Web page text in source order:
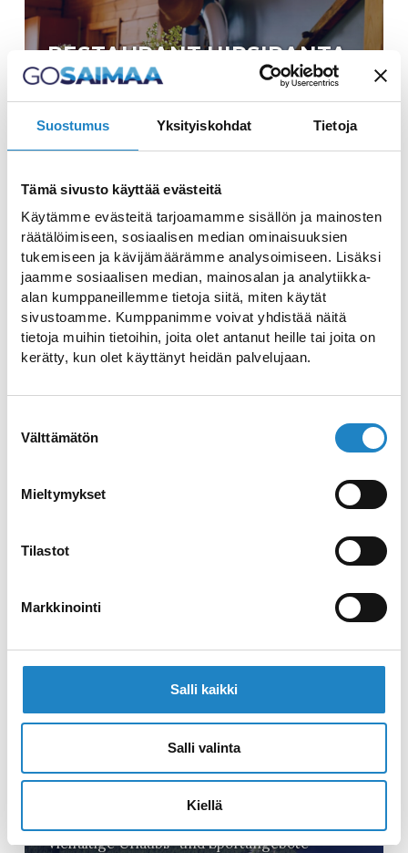
Suostumus Yksityiskohdat Tietoja
Tämä sivusto käyttää evästeitä
Käytämme evästeitä tarjoamamme sisällön ja mainosten
räätälöimiseen, sosiaalisen median ominaisuuksien
tukemiseen ja kävijämäärämme analysoimiseen. Lisäksi
jaamme sosiaalisen median, mainosalan ja analytiikka-
alan kumppaneillemme tietoja siitä, miten käytät
sivustoamme. Kumppanimme voivat yhdistää näitä
tietoja muihin tietoihin, joita olet antanut heille tai joita on
kerätty, kun olet käyttänyt heidän palvelujaan.
valinta
Välttämätön
Mieltymykset
Tilastot
Markkinointi
Salli kaikki
Salli valinta
Kiellä
RESTAURANT HIRSIRANTA
Genießen Sie Köstlichkeiten in einer
wunderschönen Landschaft
HOLIDAY CLUB SAIMAAN
RAUHA
Das preisgekröntes Spa-Hotel und Resort
REGION RAUHA UND
Vielfältige Urlaubs- und Sportangebote